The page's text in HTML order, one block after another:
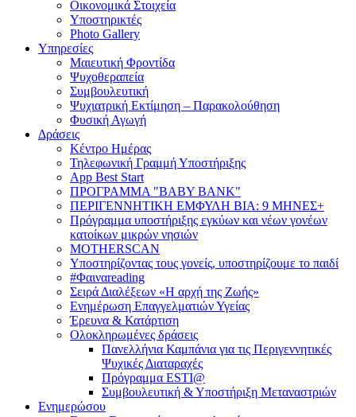
Οικονομικά Στοιχεία
Υποστηρικτές
Photo Gallery
Υπηρεσίες
Μαιευτική Φροντίδα
Ψυχοθεραπεία
Συμβουλευτική
Ψυχιατρική Εκτίμηση – Παρακολούθηση
Φυσική Αγωγή
Δράσεις
Κέντρο Ημέρας
Τηλεφωνική Γραμμή Υποστήριξης
App Best Start
ΠΡΟΓΡΑΜΜΑ "BABY BANK"
ΠΕΡΙΓΕΝΝΗΤΙΚΗ ΕΜΦΥΛΗ ΒΙΑ: 9 ΜΗΝΕΣ+
Πρόγραμμα υποστήριξης εγκύων και νέων γονέων
κατοίκων μικρών νησιών
MOTHERSCAN
Υποστηρίζοντας τους γονείς, υποστηρίζουμε το παιδί
#Φαιναreading
Σειρά Διαλέξεων «Η αρχή της Ζωής»
Ενημέρωση Επαγγελματιών Υγείας
Έρευνα & Κατάρτιση
Ολοκληρωμένες δράσεις
Πανελλήνια Καμπάνια για τις Περιγεννητικές
Ψυχικές Διαταραχές
Πρόγραμμα ESTI@
Συμβουλευτική & Υποστήριξη Μεταναστριών
Ενημερώσου